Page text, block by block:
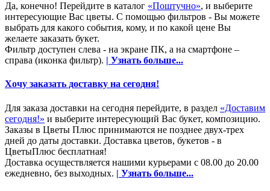
Да, конечно! Перейдите в каталог «Поштучно», и выберите
интересующие Вас цветы. С помощью фильтров - Вы можете
выбрать для какого события, кому, и по какой цене Вы
желаете заказать букет.
Фильтр доступен слева - на экране ПК, а на смартфоне –
справа (иконка фильтр). | Узнать больше...
Хочу заказать доставку на сегодня!
Для заказа доставки на сегодня перейдите, в раздел «Доставим
сегодня!» и выберите интересующий Вас букет, композицию.
Заказы в Цветы Плюс принимаются не позднее двух-трех
дней до даты доставки. Доставка цветов, букетов - в
ЦветыПлюс бесплатная!
Доставка осуществляется нашими курьерами с 08.00 до 20.00
ежедневно, без выходных. | Узнать больше...